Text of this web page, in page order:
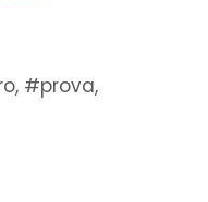
, #prova,